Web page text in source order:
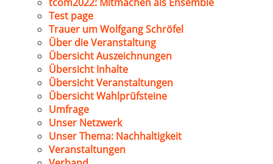
Test page
Trauer um Wolfgang Schröfel
Über die Veranstaltung
Übersicht Auszeichnungen
Übersicht Inhalte
Übersicht Veranstaltungen
Übersicht Wahlprüfsteine
Umfrage
Unser Netzwerk
Unser Thema: Nachhaltigkeit
Veranstaltungen